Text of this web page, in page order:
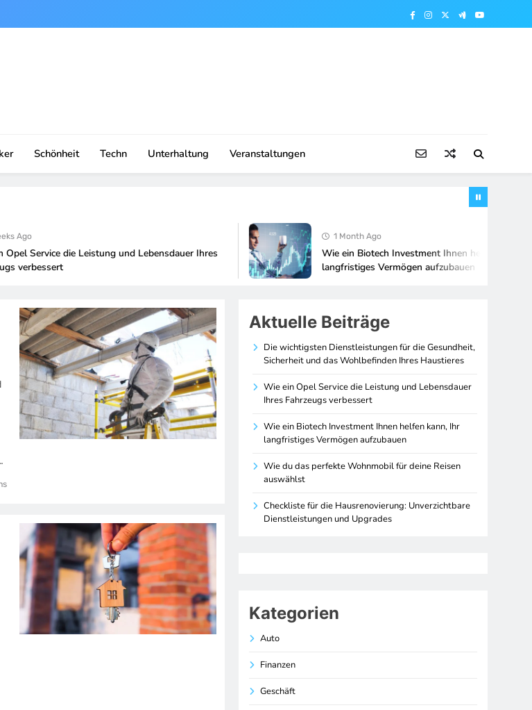
Schönheit Techn Unterhaltung Veranstaltungen
Service die Leistung und Lebensdauer Ihres
1 Month Ago
Wie ein Biotech Investment Ihnen helfen kann, Ihr
langfristiges Vermögen aufzubauen
Aktuelle Beiträge
Die wichtigsten Dienstleistungen für die Gesundheit,
Sicherheit und das Wohlbefinden Ihres Haustieres
Wie ein Opel Service die Leistung und Lebensdauer
Ihres Fahrzeugs verbessert
Wie ein Biotech Investment Ihnen helfen kann, Ihr
langfristiges Vermögen aufzubauen
Wie du das perfekte Wohnmobil für deine Reisen
auswählst
Checkliste für die Hausrenovierung: Unverzichtbare
Dienstleistungen und Upgrades
Kategorien
Auto
Finanzen
Geschäft